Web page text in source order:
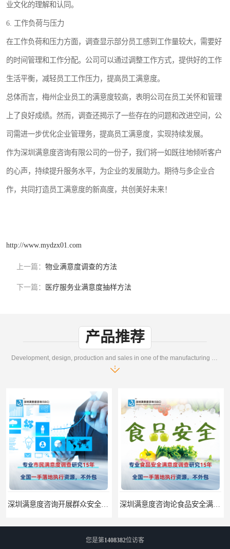
业文化的理解和认同。
6. 工作负荷与压力
在工作负荷和压力方面，调查显示部分员工感到工作量较大，需要好
的时间管理和工作分配。公司可以通过调整工作方式，提供好的工作
生活平衡，减轻员工工作压力，提高员工满意度。
总体而言，梅州企业员工的满意度较高，表明公司在员工关怀和管理
上了良好成绩。然而，调查还揭示了一些存在的问题和改进空间，公
司需进一步优化企业管理务，提高员工满意度，实现持续发展。
作为深圳满意度咨询有限公司的一份子，我们将一如既往地倾听客户
的心声，持续提升服务水平，为企业的发展助力。期待与多企业合
作，共同打造员工满意度的新高度，共创美好未来！
http://www.mydzx01.com
上一篇： 物业满意度调查的方法
下一篇： 医疗服务业满意度抽样方法
产品推荐
Development, design, production and sales in one of the manufacturing enterprises
深圳满意度咨询开展群众安全感满意度调查指标设计 深圳满意度咨询论食品安全满意度跟踪调查
您是第1408382位访客